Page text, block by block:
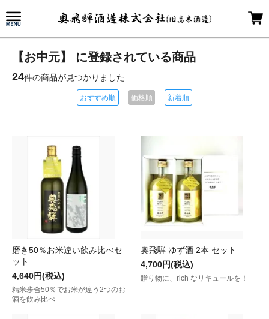
【お中元】 に登録されている商品
24件の商品が見つかりました
おすすめ順 価格順 新着順
磨き50％お米違い飲み比べセ
ット
4,640円(税込)
精米歩合50％でお米が違う2つのお
酒を飲み比べ
奥飛騨 ゆず酒 2本 セット
4,700円(税込)
贈り物に、rich なリキュールを！